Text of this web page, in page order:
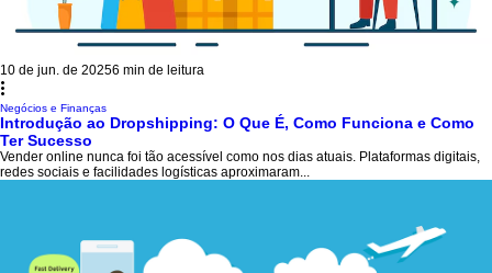
10 de jun. de 20256 min de leitura
Negócios e Finanças
Introdução ao Dropshipping: O Que É, Como Funciona e Como
Ter Sucesso
Vender online nunca foi tão acessível como nos dias atuais. Plataformas digitais,
redes sociais e facilidades logísticas aproximaram...